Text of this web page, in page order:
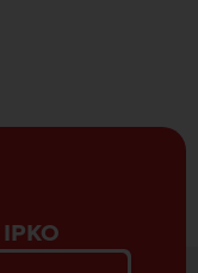
IPKO